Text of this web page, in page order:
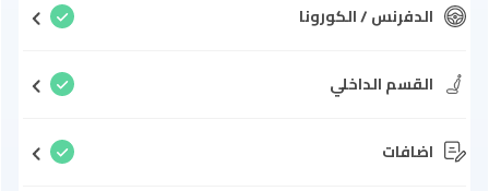
الدفرنس / الكورونا
القسم الداخلي
اضافات